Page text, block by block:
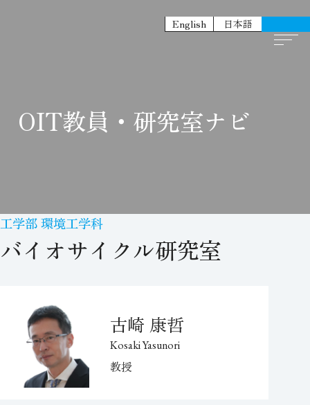
English 日本語
OIT教員・研究室ナビ
工学部 環境工学科
バイオサイクル研究室
古崎 康哲
Kosaki Yasunori
教授